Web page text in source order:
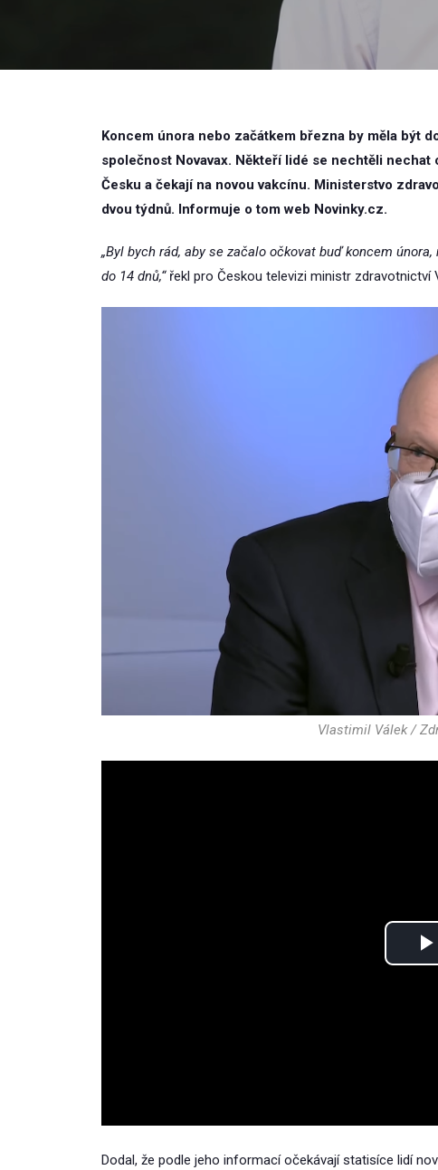
Koncem února nebo začátkem března by měla být
společnost Novavax. Někteří lidé se nechtěli
Česku a čekají na novou vakcínu. Ministerstvo
dvou týdnů. Informuje o tom web Novinky.cz.
„Byl bych rád, aby se začalo očkovat buď koncem
do 14 dnů,“řekl pro Českou televizi ministr zdravotnictví
Vlastimil Válek /
Dodal, že podle jeho informací očekávají statisíce lidí